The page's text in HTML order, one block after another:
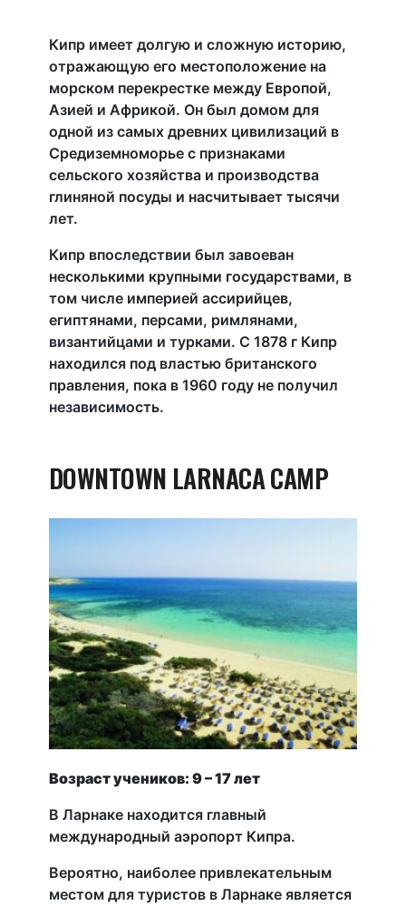
Кипр имеет долгую и сложную историю,
отражающую его местоположение на
морском перекрестке между Европой,
Азией и Африкой. Он был домом для
одной из самых древних цивилизаций в
Средиземноморье с признаками
сельского хозяйства и производства
глиняной посуды и насчитывает тысячи
лет.
Кипр впоследствии был завоеван
несколькими крупными государствами, в
том числе империей ассирийцев,
египтянами, персами, римлянами,
византийцами и турками. С 1878 г Кипр
находился под властью британского
правления, пока в 1960 году не получил
независимость.
DOWNTOWN LARNACA CAMP
Возраст учеников: 9 – 17 лет
В Ларнаке находится главный
международный аэропорт Кипра.
Вероятно, наиболее привлекательным
местом для туристов в Ларнаке является